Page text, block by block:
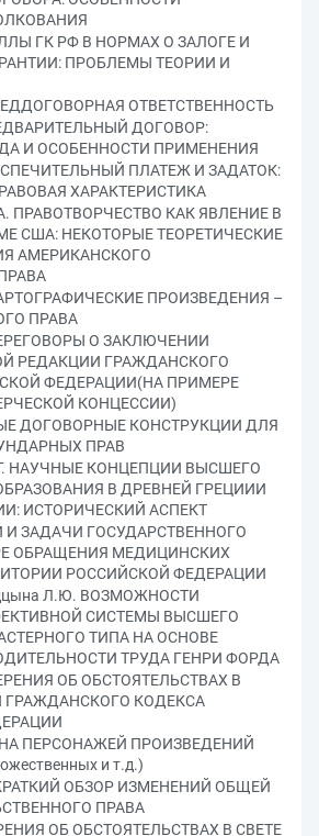
ГК РФ В НОРМАХ О ЗАЛОГЕ И
ПРОБЛЕМЫ ТЕОРИИ И
ОТВЕТСТВЕННОСТЬ
ДОГОВОР:
И ОСОБЕННОСТИ ПРИМЕНЕНИЯ
ПЛАТЕЖ И ЗАДАТОК:
ХАРАКТЕРИСТИКА
ПРАВОТВОРЧЕСТВО КАК ЯВЛЕНИЕ В
США: НЕКОТОРЫЕ ТЕОРЕТИЧЕСКИЕ
АМЕРИКАНСКОГО
ПРОИЗВЕДЕНИЯ –
ПРАВА
О ЗАКЛЮЧЕНИИ
РЕДАКЦИИ ГРАЖДАНСКОГО
ФЕДЕРАЦИИ(НА ПРИМЕРЕ
КОНЦЕССИИ)
ДОГОВОРНЫЕ КОНСТРУКЦИИ ДЛЯ
ПРАВ
НАУЧНЫЕ КОНЦЕПЦИИ ВЫСШЕГО
В ДРЕВНЕЙ ГРЕЦИИИ
ИСТОРИЧЕСКИЙ АСПЕКТ
И ЗАДАЧИ ГОСУДАРСТВЕННОГО
ОБРАЩЕНИЯ МЕДИЦИНСКИХ
РОССИЙСКОЙ ФЕДЕРАЦИИ
Л.Ю. ВОЗМОЖНОСТИ
СИСТЕМЫ ВЫСШЕГО
ТИПА НА ОСНОВЕ
ТРУДА ГЕНРИ ФОРДА
ОБ ОБСТОЯТЕЛЬСТВАХ В
КОДЕКСА
ПЕРСОНАЖЕЙ ПРОИЗВЕДЕНИЙ
и т.д.)
ОБЗОР ИЗМЕНЕНИЙ ОБЩЕЙ
ПРАВА
ОБ ОБСТОЯТЕЛЬСТВАХ В СВЕТЕ